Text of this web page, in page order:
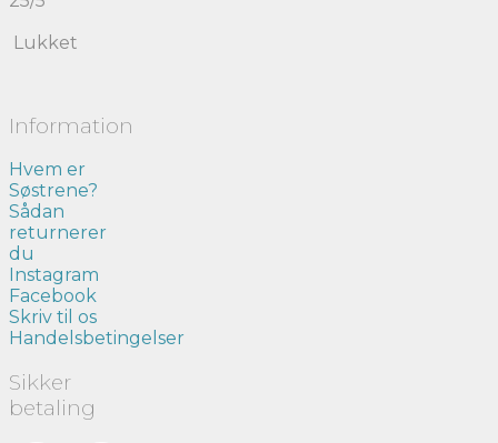
Lukket
Information
Hvem er
Søstrene?
Sådan
returnerer
du
Instagram
Facebook
Skriv til os
Handelsbetingelser
Sikker
betaling